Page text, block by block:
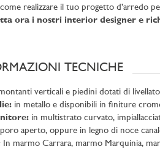
realizzare il tuo progetto d’arredo
ora i nostri interior designer e
TECNICHE
verticali e piedini dotati di
in metallo e disponibili in finiture
in multistrato curvato,
aperto, oppure in legno di noce
In marmo Carrara, marmo Marquinia,